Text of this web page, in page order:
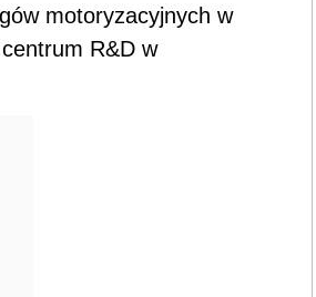
motoryzacyjnych w
R&D w